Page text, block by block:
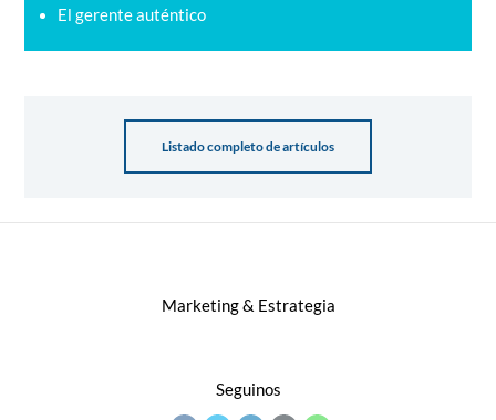
El gerente auténtico
Listado completo de artículos
Marketing & Estrategia
Seguinos